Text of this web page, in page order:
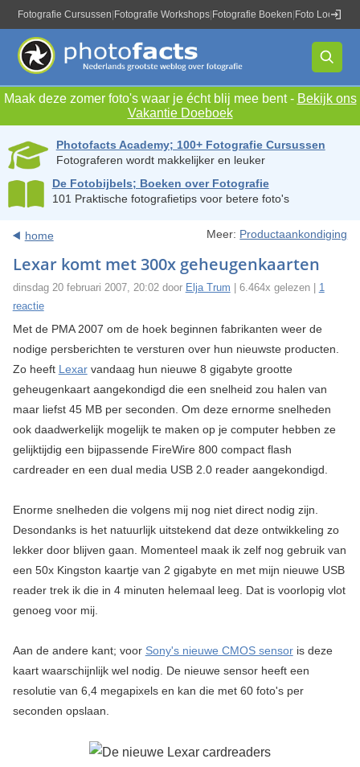
Fotografie Cursussen Fotografie Workshops Fotografie Boeken Foto Locaties
Maak deze zomer foto's waar je écht blij mee bent - Bekijk ons
Vakantie Doeboek
Photofacts Academy; 100+ Fotografie Cursussen
Fotograferen wordt makkelijker en leuker
De Fotobijbels; Boeken over Fotografie
101 Praktische fotografietips voor betere foto's
home Meer: Productaankondiging
Lexar komt met 300x geheugenkaarten
dinsdag 20 februari 2007, 20:02 door Elja Trum | 6.464x gelezen | 1
reactie
Met de PMA 2007 om de hoek beginnen fabrikanten weer de
nodige persberichten te versturen over hun nieuwste producten.
Zo heeft Lexarvandaag hun nieuwe 8 gigabyte grootte
geheugenkaart aangekondigd die een snelheid zou halen van
maar liefst 45 MB per seconden. Om deze ernorme snelheden
ook daadwerkelijk mogelijk te maken op je computer hebben ze
gelijktijdig een bijpassende FireWire 800 compact flash
cardreader en een dual media USB 2.0 reader aangekondigd.
Enorme snelheden die volgens mij nog niet direct nodig zijn.
Desondanks is het natuurlijk uitstekend dat deze ontwikkeling zo
lekker door blijven gaan. Momenteel maak ik zelf nog gebruik van
een 50x Kingston kaartje van 2 gigabyte en met mijn nieuwe USB
reader trek ik die in 4 minuten helemaal leeg. Dat is voorlopig vlot
genoeg voor mij.
Aan de andere kant; voor Sony's nieuwe CMOS sensoris deze
kaart waarschijnlijk wel nodig. De nieuwe sensor heeft een
resolutie van 6,4 megapixels en kan die met 60 foto's per
seconden opslaan.